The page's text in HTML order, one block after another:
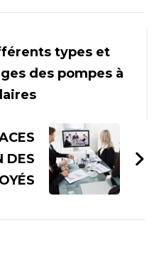
types et
des pompes à
DES